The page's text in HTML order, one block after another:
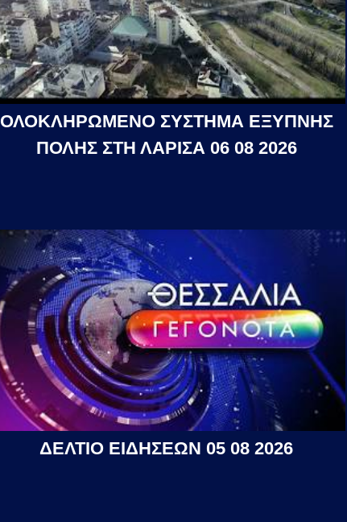
ΟΛΟΚΛΗΡΩΜΕΝΟ ΣΥΣΤΗΜΑ ΕΞΥΠΝΗΣ
ΠΟΛΗΣ ΣΤΗ ΛΑΡΙΣΑ 06 08 2026
ΔΕΛΤΙΟ ΕΙΔΗΣΕΩΝ 05 08 2026